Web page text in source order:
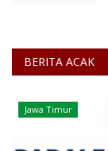
BERITA ACAK
Jawa Timur